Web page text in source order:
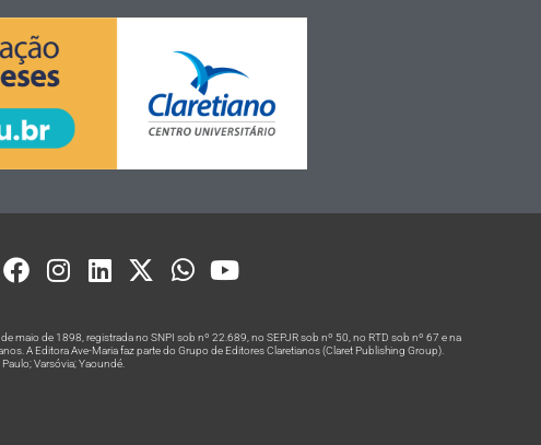
maio de 1898, registrada no SNPI sob nº 22.689, no SEPJR sob nº 50, no RTD sob nº 67 e na
A Editora Ave-Maria faz parte do Grupo de Editores Claretianos (Claret Publishing Group).
Varsóvia; Yaoundé.